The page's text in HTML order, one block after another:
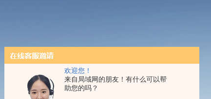
欢迎您！
来自局域网的朋友！有什么可以帮
助您的吗？